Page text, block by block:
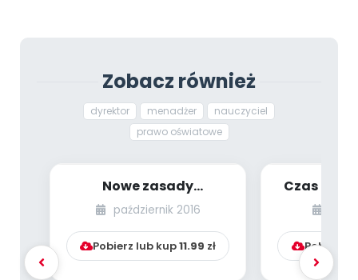
Zobacz również
dyrektor menadżer
nauczyciel
prawo oświatowe
Nowe zasady
odpowiedzialności
dyscyplinarnej
nauczyciel...
październik 2016
Pobierz lub kup11.99 zł
Czas to
ile
Pobierz